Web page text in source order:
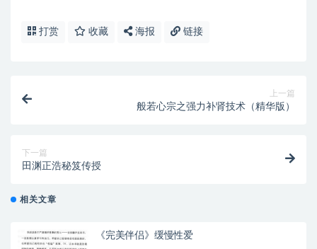
打赏 收藏 海报 链接
上一篇
般若心宗之强力补肾技术（精华版）
下一篇
田渊正浩秘笈传授
相关文章
《完美伴侣》缓慢性爱